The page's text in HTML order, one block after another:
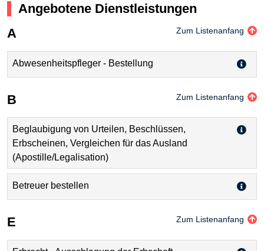
Angebotene Dienstleistungen
A
Zum Listenanfang
Abwesenheitspfleger - Bestellung
B Zum Listenanfang
Beglaubigung von Urteilen, Beschlüssen,
Erbscheinen, Vergleichen für das Ausland
(Apostille/Legalisation)
Betreuer bestellen
E Zum Listenanfang